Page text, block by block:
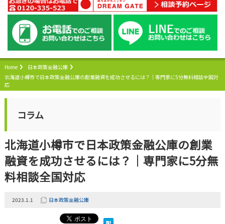
Home
日本政策金融公庫
北海道小樽市で日本政策金融公庫の創業融資を成功させるには？｜専門家に5分無料相談全国対
応
コラム
北海道小樽市で日本政策金融公庫の創業
融資を成功させるには？｜専門家に5分無
料相談全国対応
2023.1.1 日本政策金融公庫